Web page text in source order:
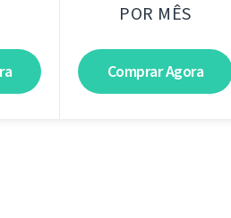
POR MÊS
Comprar Agora